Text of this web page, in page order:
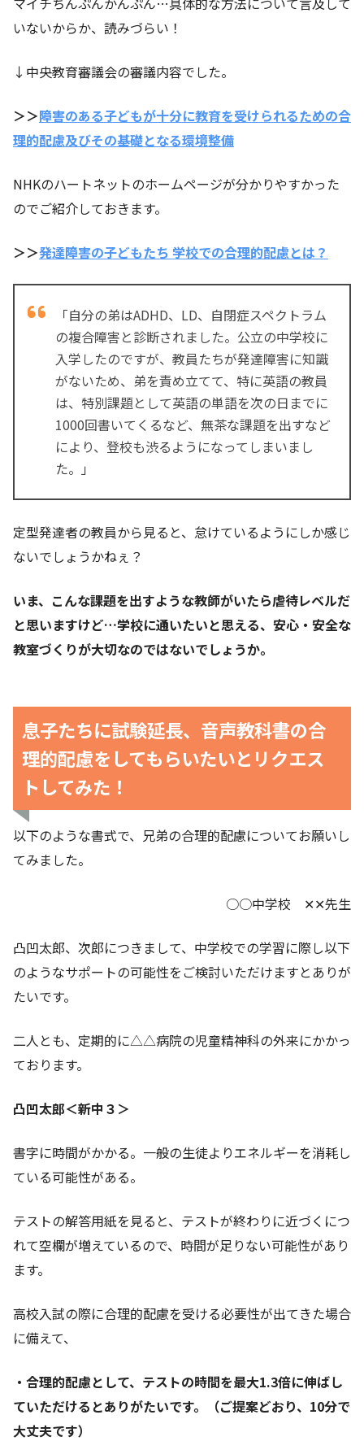
いないからか、読みづらい！
↓中央教育審議会の審議内容でした。
＞＞障害のある子どもが十分に教育を受けられるための合
理的配慮及びその基礎となる環境整備
NHKのハートネットのホームページが分かりやすかった
のでご紹介しておきます。
＞＞発達障害の子どもたち 学校での合理的配慮とは？
「自分の弟はADHD、LD、自閉症スペクトラム
の複合障害と診断されました。公立の中学校に
入学したのですが、教員たちが発達障害に知識
がないため、弟を責め立てて、特に英語の教員
は、特別課題として英語の単語を次の日までに
1000回書いてくるなど、無茶な課題を出すなど
により、登校も渋るようになってしまいまし
た。」
定型発達者の教員から見ると、怠けているようにしか感じ
ないでしょうかねぇ？
いま、こんな課題を出すような教師がいたら虐待レベルだ
と思いますけど…学校に通いたいと思える、安心・安全な
教室づくりが大切なのではないでしょうか。
息子たちに試験延長、音声教科書の合
理的配慮をしてもらいたいとリクエス
トしてみた！
以下のような書式で、兄弟の合理的配慮についてお願いし
てみました。
○○中学校 ✕✕先生
凸凹太郎、次郎につきまして、中学校での学習に際し以下
のようなサポートの可能性をご検討いただけますとありが
たいです。
二人とも、定期的に△△病院の児童精神科の外来にかかっ
ております。
凸凹太郎＜新中３＞
書字に時間がかかる。一般の生徒よりエネルギーを消耗し
ている可能性がある。
テストの解答用紙を見ると、テストが終わりに近づくにつ
れて空欄が増えているので、時間が足りない可能性があり
ます。
高校入試の際に合理的配慮を受ける必要性が出てきた場合
に備えて、
・合理的配慮として、テストの時間を最大1.3倍に伸ばし
ていただけるとありがたいです。（ご提案どおり、10分で
大丈夫です）